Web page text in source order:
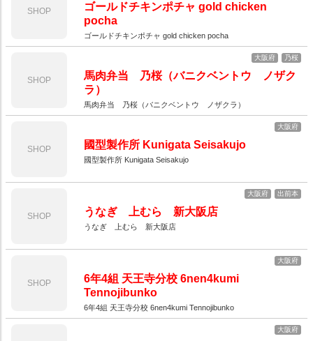
SHOP
ゴールドチキンポチャ gold chicken
pocha
ゴールドチキンポチャ gold chicken pocha
SHOP
大阪府 乃桜
馬肉弁当 乃桜（バニクベントウ ノザク
ラ）
馬肉弁当 乃桜（バニクベントウ ノザクラ）
SHOP
大阪府
國型製作所 Kunigata Seisakujo
國型製作所 Kunigata Seisakujo
SHOP
大阪府 出前本
うなぎ 上むら 新大阪店
うなぎ 上むら 新大阪店
SHOP
大阪府
6年4組 天王寺分校 6nen4kumi
Tennojibunko
6年4組 天王寺分校 6nen4kumi Tennojibunko
大阪府